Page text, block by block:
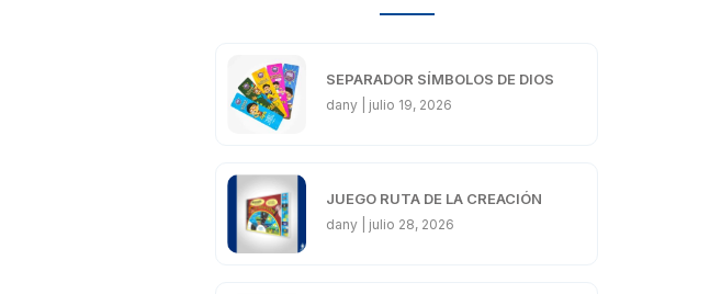
SEPARADOR SÍMBOLOS DE DIOS
dany julio 19, 2026
JUEGO RUTA DE LA CREACIÓN
dany julio 28, 2026